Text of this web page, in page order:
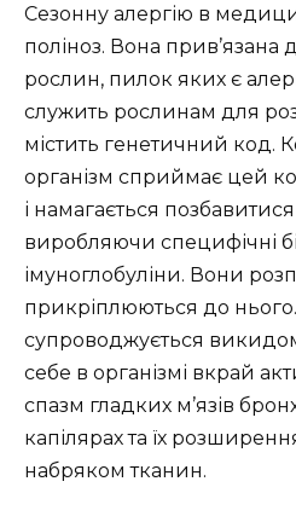
Сезонну алергію в
поліноз. Вона прив’язана
рослин, пилок яких є
служить рослинам для
містить генетичний код.
організм сприймає цей
і намагається
виробляючи специфічні
імуноглобуліни. Вони
прикріплюються до
супроводжується
себе в організмі вкрай
спазм гладких м’язів
капілярах та їх
набряком тканин.